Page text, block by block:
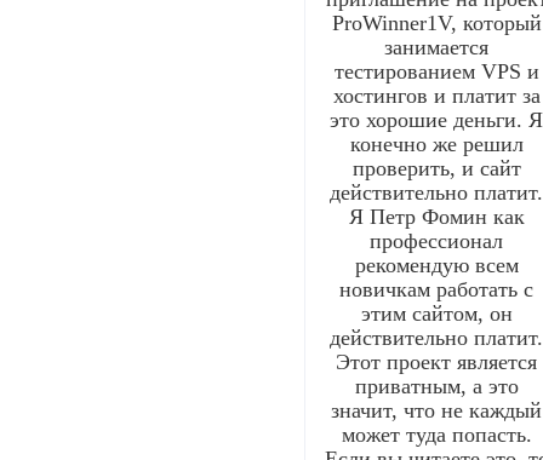
ProWinner1V, который
занимается
тестированием VPS и
хостингов и платит за
это хорошие деньги. Я
конечно же решил
проверить, и сайт
действительно платит.
Я Петр Фомин как
профессионал
рекомендую всем
новичкам работать с
этим сайтом, он
действительно платит.
Этот проект является
приватным, а это
значит, что не каждый
может туда попасть.